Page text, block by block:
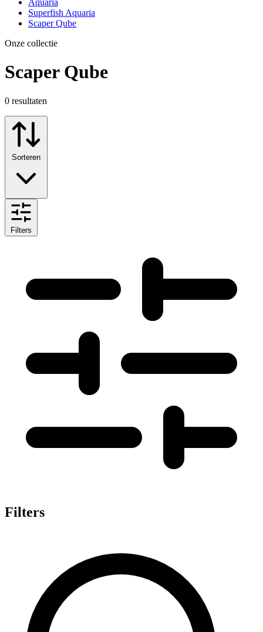
Aquaria
Superfish Aquaria
Scaper Qube
Onze collectie
Scaper Qube
0 resultaten
Sorteren
Filters
Filters